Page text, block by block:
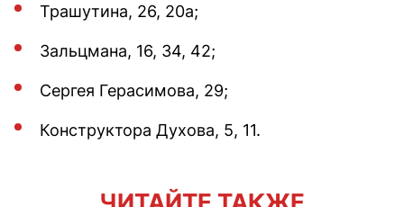
Трашутина, 26, 20а;
Зальцмана, 16, 34, 42;
Сергея Герасимова, 29;
Конструктора Духова, 5, 11.